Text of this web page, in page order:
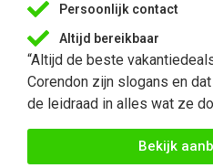
Persoonlijk contact
Altijd bereikbaar
“Altijd de beste
Corendon zijn slogans en
de leidraad in alles wat ze
Bekijk